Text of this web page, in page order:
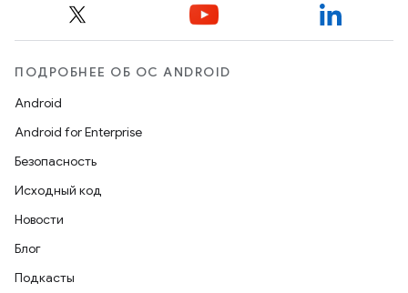
ПОДРОБНЕЕ ОБ ОС ANDROID
Android
Android for Enterprise
Безопасность
Исходный код
Новости
Блог
Подкасты